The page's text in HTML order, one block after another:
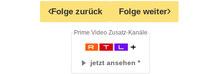
Folge zurück Folge weiter
jetzt ansehen
Prime Video Zusatz-Kanäle